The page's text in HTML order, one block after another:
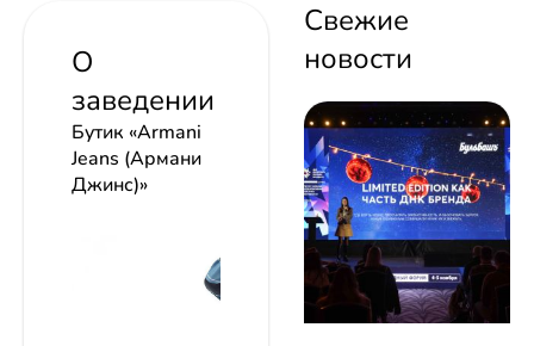
О
заведении
Бутик «Armani
Jeans (Армани
Джинс)»
Свежие
новости